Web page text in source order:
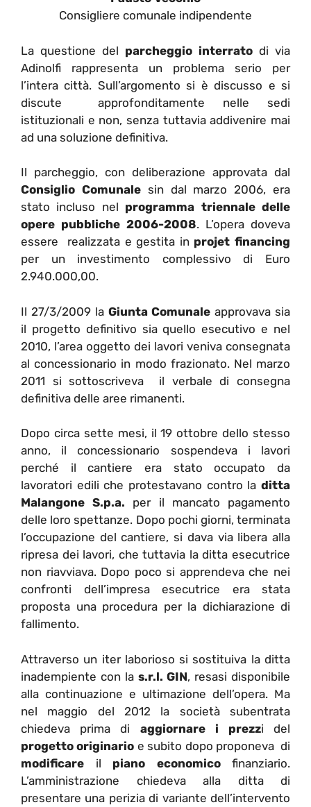
Consigliere comunale indipendente
La questione del parcheggio interrato di via
Adinolfi rappresenta un problema serio per
l’intera città. Sull’argomento si è discusso e si
discute approfonditamente nelle sedi
istituzionali e non, senza tuttavia addivenire mai
ad una soluzione definitiva.
Il parcheggio, con deliberazione approvata dal
Consiglio Comunalesin dal marzo 2006, era
stato incluso nel programma triennale delle
opere pubbliche 2006-2008. L’opera doveva
essere realizzata e gestita in projet financing
per un investimento complessivo di Euro
2.940.000,00.
Il 27/3/2009 la Giunta Comunale approvava sia
il progetto definitivo sia quello esecutivo e nel
2010, l’area oggetto dei lavori veniva consegnata
al concessionario in modo frazionato. Nel marzo
2011 si sottoscriveva il verbale di consegna
definitiva delle aree rimanenti.
Dopo circa sette mesi, il 19 ottobre dello stesso
anno, il concessionario sospendeva i lavori
perché il cantiere era stato occupato da
lavoratori edili che protestavano contro la ditta
Malangone S.p.a. per il mancato pagamento
delle loro spettanze. Dopo pochi giorni, terminata
l’occupazione del cantiere, si dava via libera alla
ripresa dei lavori, che tuttavia la ditta esecutrice
non riavviava. Dopo poco si apprendeva che nei
confronti dell’impresa esecutrice era stata
proposta una procedura per la dichiarazione di
fallimento.
Attraverso un iter laborioso si sostituiva la ditta
inadempiente con la s.r.l. GIN, resasi disponibile
alla continuazione e ultimazione dell’opera. Ma
nel maggio del 2012 la società subentrata
chiedeva prima di aggiornare i prezzi del
progetto originario e subito dopo proponeva di
modificare il piano economicofinanziario.
L’amministrazione chiedeva alla ditta di
presentare una perizia di variante dell’intervento